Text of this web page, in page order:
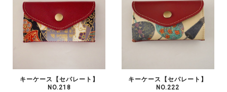
キーケース【セパレート】
NO.218
キーケース【セパレート】
NO.222